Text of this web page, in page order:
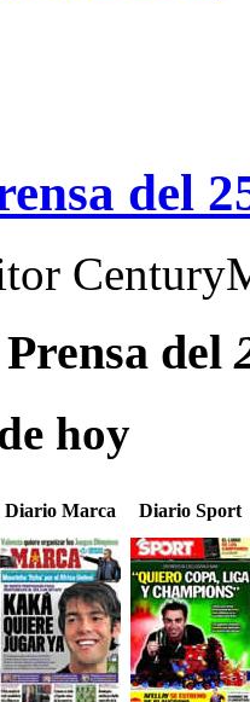
del
del
hoy
Diario Marca Diario Sport